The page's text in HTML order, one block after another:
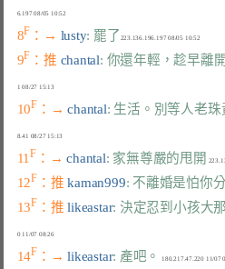
8F ：→ lusty: 罷了
9F ：推 chantal: 你還年輕，趁早離
1 08/27 15:13
10F ：→ chantal: 生活。別等人老
11F ：→ chantal: 家無尊嚴的甩開
12F ：推 kaman999: 不離婚是怕你
13F ：推 likeastar: 決定忍到小孩大
0 11/07 08:26
14F ：→ likeastar: 產吧。